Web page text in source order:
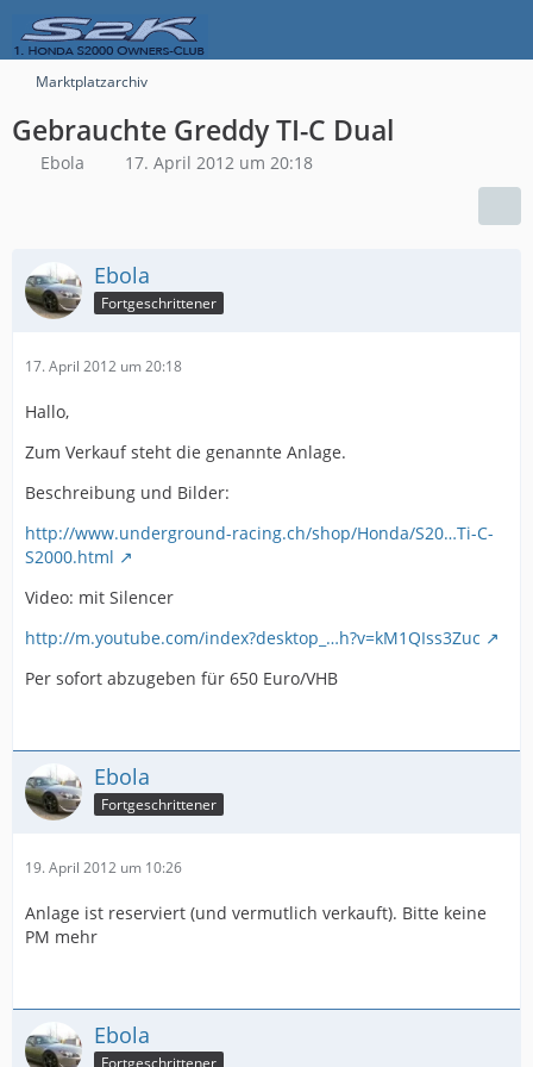
Marktplatzarchiv
Gebrauchte Greddy TI-C Dual
Ebola 17. April 2012 um 20:18
Ebola
Fortgeschrittener
17. April 2012 um 20:18
Hallo,
Zum Verkauf steht die genannte Anlage.
Beschreibung und Bilder:
http://www.underground-racing.ch/shop/Honda/S20…Ti-C-
S2000.html
Video: mit Silencer
http://m.youtube.com/index?desktop_…h?v=kM1QIss3Zuc
Per sofort abzugeben für 650 Euro/VHB
Ebola
Fortgeschrittener
19. April 2012 um 10:26
Anlage ist reserviert (und vermutlich verkauft). Bitte keine
PM mehr
Ebola
Fortgeschrittener